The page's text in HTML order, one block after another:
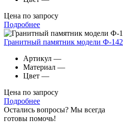
Цена по запросу
Подробнее
Гранитный памятник модели Ф-142
Артикул —
Материал —
Цвет —
Цена по запросу
Подробнее
Остались вопросы? Мы всегда
готовы помочь!